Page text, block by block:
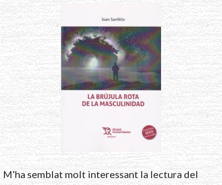
M’ha semblat molt interessant la lectura del